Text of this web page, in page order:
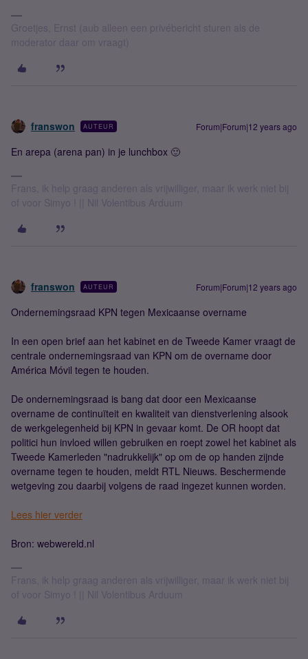
Groetjes, Ernst (aub alleen een privébericht sturen als de
moderator daar om vraagt)
franswon AUTEUR Forum|Forum|12 years ago
En arepa (arena pan) in je lunchbox 🙂
Frans, ik help graag anderen als vrijwilliger, maar ik werk niet bij
of voor Simyo ! || Nil Volentibus Arduum
franswon AUTEUR Forum|Forum|12 years ago
Ondernemingsraad KPN tegen Mexicaanse overname
In een open brief aan het kabinet en de Tweede Kamer vraagt de
centrale ondernemingsraad van KPN om de overname door
América Móvil tegen te houden.
De ondernemingsraad is bang dat door een Mexicaanse
overname de continuïteit en kwaliteit van dienstverlening alsook
de werkgelegenheid bij KPN in gevaar komt. De OR hoopt dat
politici hun invloed willen gebruiken en roept zowel het kabinet als
Tweede Kamerleden "nadrukkelijk" op om de op handen zijnde
overname tegen te houden, meldt RTL Nieuws. Beschermende
wetgeving zou daarbij volgens de raad ingezet kunnen worden.
Lees hier verder
Bron: webwereld.nl
Frans, ik help graag anderen als vrijwilliger, maar ik werk niet bij
of voor Simyo ! || Nil Volentibus Arduum